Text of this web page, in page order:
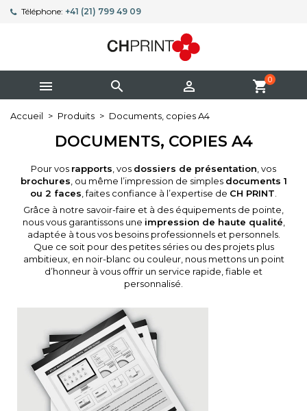
Téléphone: +41 (21) 799 49 09
   shopping_cart0
Accueil Produits Documents, copies A4
DOCUMENTS, COPIES A4
Pour vos rapports , vos dossiers de présentation , vos
brochures , ou même l’impression de simples documents 1
ou 2 faces , faites confiance à l’expertise de CH PRINT
Grâce à notre savoir-faire et à des équipements de pointe,
nous vous garantissons une impression de haute qualité
adaptée à tous vos besoins professionnels et personnels.
Que ce soit pour des petites séries ou des projets plus
ambitieux, en noir-blanc ou couleur, nous mettons un point
d’honneur à vous offrir un service rapide, fiable et
personnalisé.